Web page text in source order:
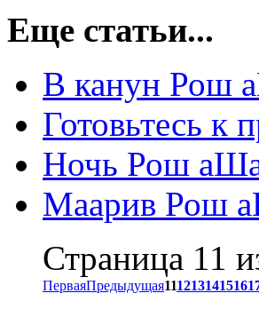
Еще статьи...
В канун Рош
Готовьтесь к
Ночь Рош
Маарив Рош
Страница 11
ПерваяПредыдущая111213141516